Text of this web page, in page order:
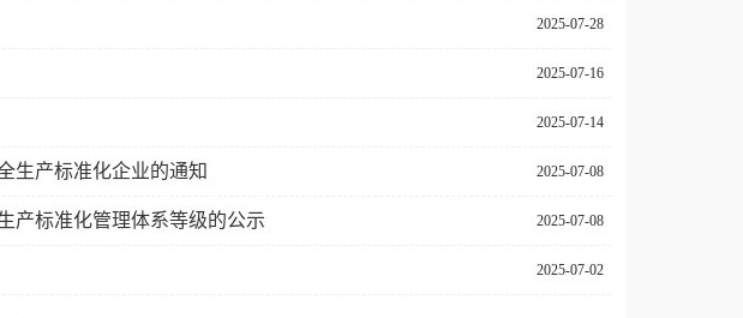
2025-07-28
2025-07-16
2025-07-14
生产标准化企业的通知 2025-07-08
产标准化管理体系等级的公示 2025-07-08
2025-07-02